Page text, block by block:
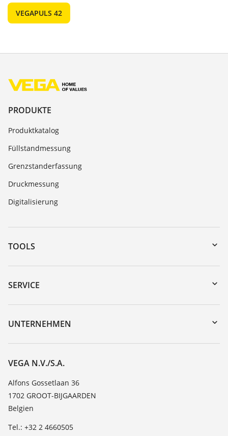
VEGAPULS 42
PRODUKTE
Produktkatalog
Füllstandmessung
Grenzstanderfassung
Druckmessung
Digitalisierung
TOOLS
Download-Center
Gerätesuche (Seriennummer)
DTM Collection/PACTware
SERVICE
Geräterücksendung
Trainings
Beständigkeitsliste
TeamViewer
UNTERNEHMEN
Über VEGA
Kontakt
News
Presse
Blog
VEGA N.V./S.A.
Alfons Gossetlaan 36
1702 GROOT-BIJGAARDEN
Belgien
Tel.: +32 2 4660505